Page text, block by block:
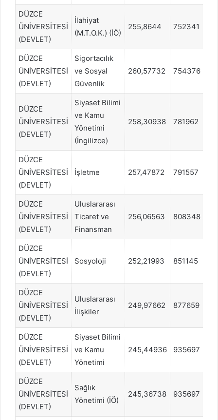
DÜZCE
ÜNİVERSİTESİ
(DEVLET)
İlahiyat
(M.T.O.K.) (İÖ)
255,8644 752341
DÜZCE
ÜNİVERSİTESİ
(DEVLET)
Sigortacılık
ve Sosyal
Güvenlik
260,57732 754376
DÜZCE
ÜNİVERSİTESİ
(DEVLET)
Siyaset Bilimi
ve Kamu
Yönetimi
(İngilizce)
258,30938 781962
DÜZCE
ÜNİVERSİTESİ
(DEVLET)
İşletme 257,47872 791557
DÜZCE
ÜNİVERSİTESİ
(DEVLET)
Uluslararası
Ticaret ve
Finansman
256,06563 808348
DÜZCE
ÜNİVERSİTESİ
(DEVLET)
Sosyoloji 252,21993 851145
DÜZCE
ÜNİVERSİTESİ
(DEVLET)
Uluslararası
İlişkiler
249,97662 877659
DÜZCE
ÜNİVERSİTESİ
(DEVLET)
Siyaset Bilimi
ve Kamu
Yönetimi
245,44936 935697
DÜZCE
ÜNİVERSİTESİ
(DEVLET)
Sağlık
Yönetimi (İÖ)
245,36738 935697